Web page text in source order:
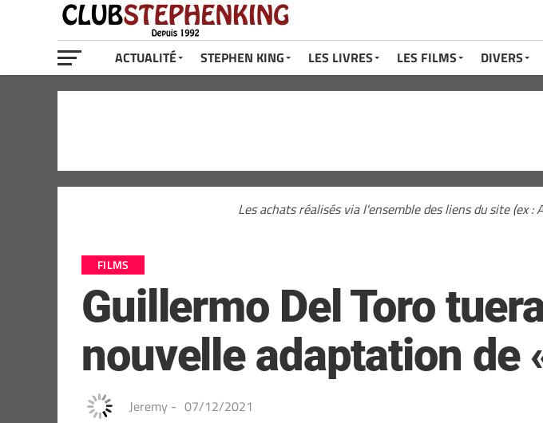
ACTUALITÉ STEPHEN KING LES LIVRES LES FILMS DIVERS
Les achats réalisés via l'ensemble des liens du site (ex
FILMS
Guillermo Del Toro
nouvelle adaptation de
Jeremy - 07/12/2021